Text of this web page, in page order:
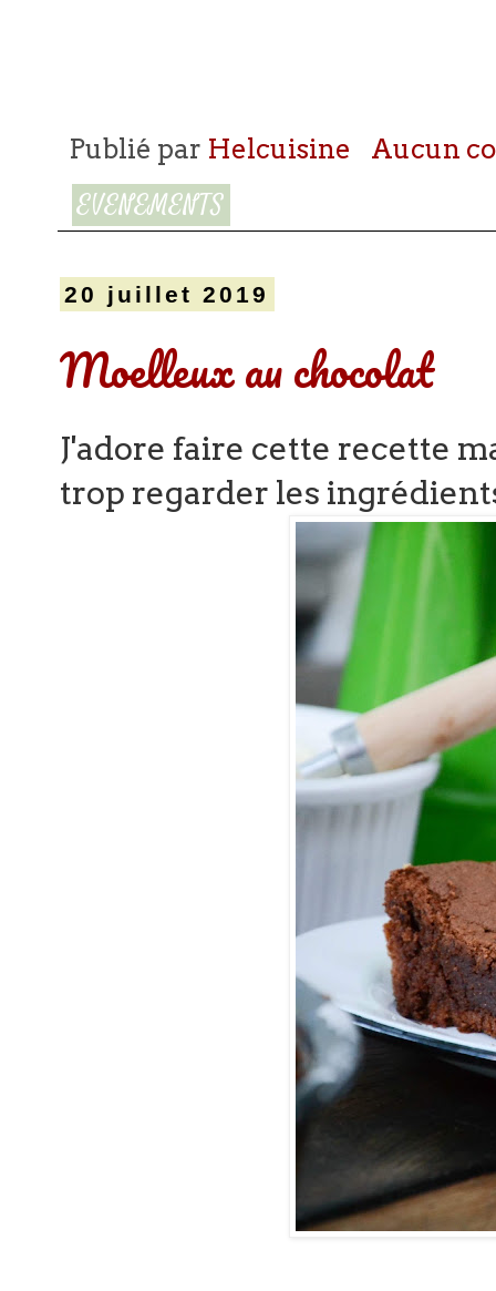
Publié par Helcuisine Aucun
EVENEMENTS
20 juillet 2019
Moelleux au chocolat
J'adore faire cette recette
trop regarder les